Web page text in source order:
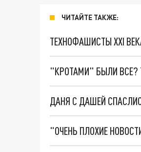
ЧИТАЙТЕ ТАКЖЕ:
ТЕХНОФАШИСТЫ XXI
"КРОТАМИ" БЫЛИ ВСЕ?
ДАНЯ С ДАШЕЙ